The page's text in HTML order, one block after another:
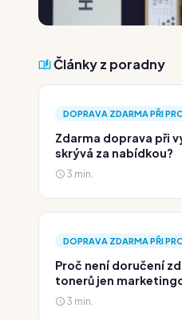
Články z poradny
DOPRAVA ZDARMA PŘI
Zdarma doprava při
skrývá za nabídkou?
3 min.
DOPRAVA ZDARMA PŘI
Proč není doručení
tonerů jen
3 min.